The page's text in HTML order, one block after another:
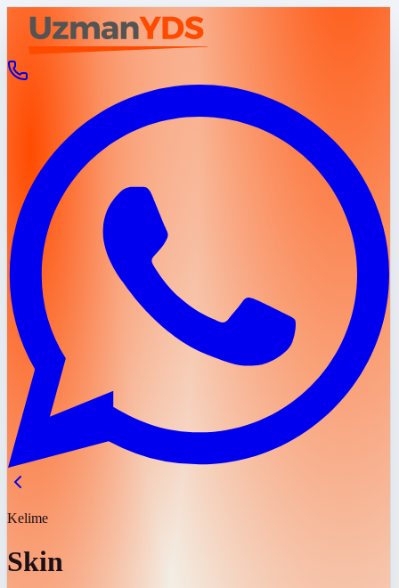
Kelime
Skin